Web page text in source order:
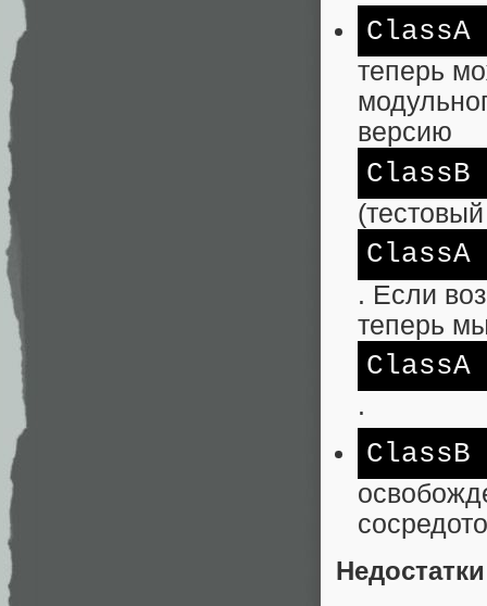
ClassA
теперь
версию
ClassB
ClassA
. Если
теперь
ClassA
.
ClassB
Недостатки